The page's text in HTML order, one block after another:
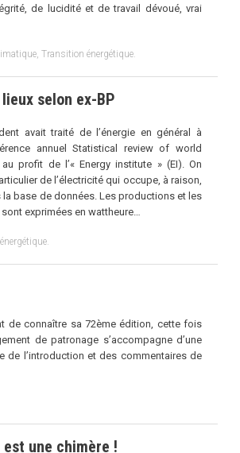
de lucidité et de travail dévoué, vrai
Transition énergétique
selon ex-BP
avait traité de l’énergie en général à
annuel Statistical review of world
profit de l’« Energy institute » (EI). On
de l’électricité qui occupe, à raison,
base de données. Les productions et les
exprimées en wattheure…
de connaître sa 72ème édition, cette fois
de patronage s’accompagne d’une
l’introduction et des commentaires de
est une chimère !